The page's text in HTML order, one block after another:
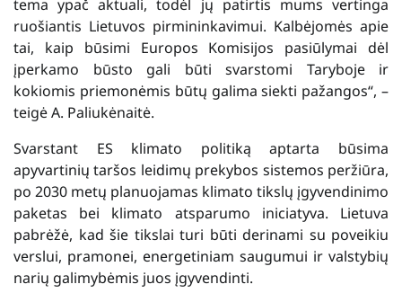
tema ypač aktuali, todėl jų patirtis mums vertinga
ruošiantis Lietuvos pirmininkavimui. Kalbėjomės apie
tai, kaip būsimi Europos Komisijos pasiūlymai dėl
įperkamo būsto gali būti svarstomi Taryboje ir
kokiomis priemonėmis būtų galima siekti pažangos“, –
teigė A. Paliukėnaitė.
Svarstant ES klimato politiką aptarta būsima
apyvartinių taršos leidimų prekybos sistemos peržiūra,
po 2030 metų planuojamas klimato tikslų įgyvendinimo
paketas bei klimato atsparumo iniciatyva. Lietuva
pabrėžė, kad šie tikslai turi būti derinami su poveikiu
verslui, pramonei, energetiniam saugumui ir valstybių
narių galimybėmis juos įgyvendinti.